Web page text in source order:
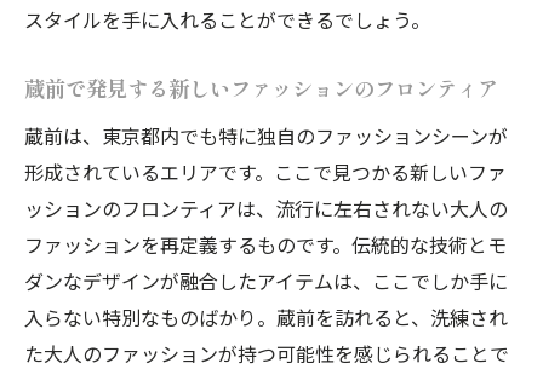
スタイルを手に入れることができるでしょう。
蔵前で発見する新しいファッションのフロンティア
蔵前は、東京都内でも特に独自のファッションシーンが
形成されているエリアです。ここで見つかる新しいファ
ッションのフロンティアは、流行に左右されない大人の
ファッションを再定義するものです。伝統的な技術とモ
ダンなデザインが融合したアイテムは、ここでしか手に
入らない特別なものばかり。蔵前を訪れると、洗練され
た大人のファッションが持つ可能性を感じられることで